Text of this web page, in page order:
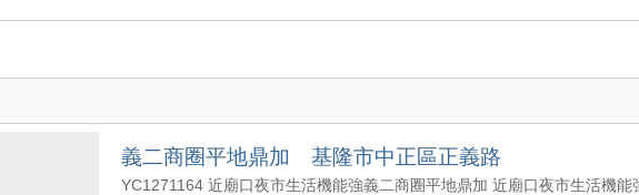
900 萬以下
900 萬 - 1200 萬
1200 萬 - 1500 萬
坪數不限
20 坪以下
20 坪 - 30 坪
5 年 - 10 年
10 年 - 20 年
20 年 - 30 年
2 - 6 樓
7 - 12 樓
13 樓以上
3 房
4 房
5 房以上
義二商圈平地鼎加 基隆市中正區正義路
YC1271164 近廟口夜市生活機能強義二商圈平地鼎加 近廟口夜市生活機能